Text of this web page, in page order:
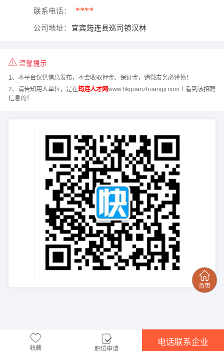
联系电话： ****
公司地址： 宜宾筠连县巡司镇汉林
温馨提示
1、本平台仅供信息发布，不会收取押金、保证金，请微友务必谨慎！
2、请告知用人单位，是在筠连人才网www.hkguanzhuangji.com上看到该招聘
信息的！
收藏 职位申请
电话联系企业